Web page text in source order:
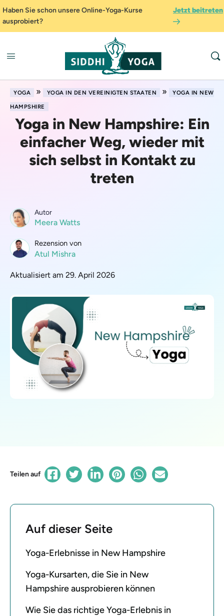
Haben Sie schon unsere Online-Yoga-Kurse
ausprobiert?
Jetzt beitreten
YOGA » YOGA IN DEN VEREINIGTEN STAATEN »
YOGA IN NEW
HAMPSHIRE
Yoga in New Hampshire: Ein
einfacher Weg, wieder mit
sich selbst in Kontakt zu
treten
Autor
Meera Watts
Rezension von
Atul Mishra
Aktualisiert am 29. April 2026
Teilen auf
Auf dieser Seite
Yoga-Erlebnisse in New Hampshire
Yoga-Kursarten, die Sie in New
Hampshire ausprobieren können
Wie Sie das richtige Yoga-Erlebnis in